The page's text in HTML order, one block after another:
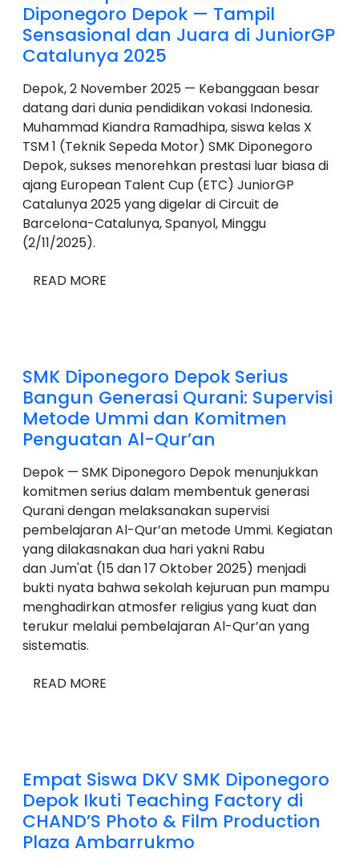
Diponegoro Depok — Tampil
Sensasional dan Juara di JuniorGP
Catalunya 2025
Depok, 2 November 2025 — Kebanggaan besar
datang dari dunia pendidikan vokasi Indonesia.
Muhammad Kiandra Ramadhipa, siswa kelas X
TSM 1 (Teknik Sepeda Motor) SMK Diponegoro
Depok, sukses menorehkan prestasi luar biasa di
ajang European Talent Cup (ETC) JuniorGP
Catalunya 2025 yang digelar di Circuit de
Barcelona-Catalunya, Spanyol, Minggu
(2/11/2025).
READ MORE
SMK Diponegoro Depok Serius
Bangun Generasi Qurani: Supervisi
Metode Ummi dan Komitmen
Penguatan Al-Qur’an
Depok — SMK Diponegoro Depok menunjukkan
komitmen serius dalam membentuk generasi
Qurani dengan melaksanakan supervisi
pembelajaran Al-Qur’an metode Ummi. Kegiatan
yang dilakasnakan dua hari yakni Rabu
dan Jum'at (15 dan 17 Oktober 2025) menjadi
bukti nyata bahwa sekolah kejuruan pun mampu
menghadirkan atmosfer religius yang kuat dan
terukur melalui pembelajaran Al-Qur’an yang
sistematis.
READ MORE
Empat Siswa DKV SMK Diponegoro
Depok Ikuti Teaching Factory di
CHAND’S Photo & Film Production
Plaza Ambarrukmo